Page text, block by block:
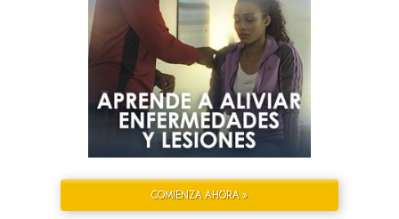
COMIENZA AHORA »